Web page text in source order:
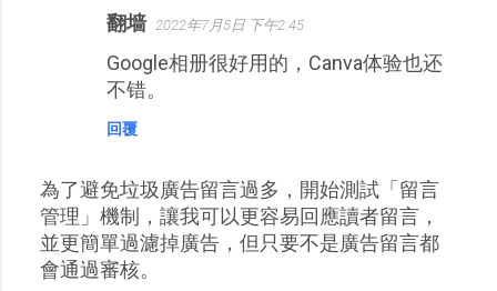
翻墙 2022年7月5日 下午2:45
Google相册很好用的，Canva体验也还
不错。
回覆
張
貼
留
為了避免垃圾廣告留言過多，開始測試「留言
管理」機制，讓我可以更容易回應讀者留言，
並更簡單過濾掉廣告，但只要不是廣告留言都
會通過審核。